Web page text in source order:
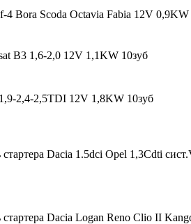
4 Bora Scoda Octavia Fabia 12V 0,9KW
В3 1,6-2,0 12V 1,1KW 10зуб
2,4-2,5TDI 12V 1,8KW 10зуб
Dacia 1.5dci Opel 1,3Cdti
Dacia Logan Reno Clio II